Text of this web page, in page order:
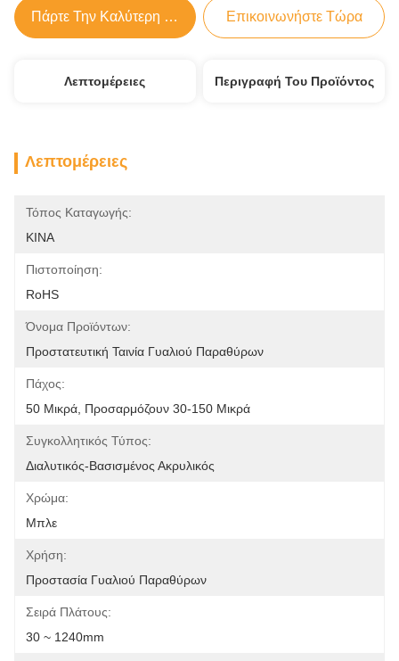
Πάρτε Την Καλύτερη Τιμή Επικοινωνήστε Τώρα
Λεπτομέρειες Περιγραφή Του Προϊόντος
Λεπτομέρειες
Τόπος Καταγωγής:
ΚΙΝΑ
Πιστοποίηση:
RoHS
Όνομα Προϊόντων:
Προστατευτική Ταινία Γυαλιού Παραθύρων
Πάχος:
50 Μικρά, Προσαρμόζουν 30-150 Μικρά
Συγκολλητικός Τύπος:
Διαλυτικός-Βασισμένος Ακρυλικός
Χρώμα:
Μπλε
Χρήση:
Προστασία Γυαλιού Παραθύρων
Σειρά Πλάτους:
30 ~ 1240mm